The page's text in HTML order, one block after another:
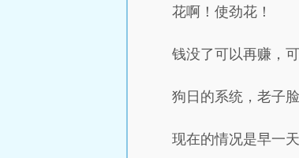
花啊！使劲花！
钱没了可以再赚，
狗日的系统，老子
现在的情况是早一